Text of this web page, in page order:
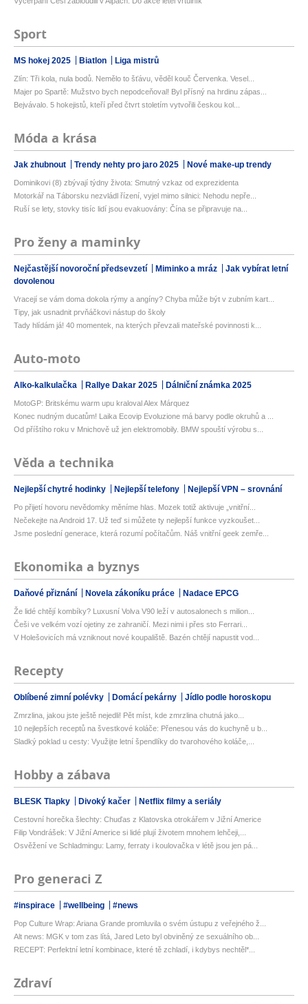
Sport
MS hokej 2025 Biatlon Liga mistrů
Zlín: Tři kola, nula bodů. Nemělo to šťávu, věděl kouč Červenka. Vesel...
Majer po Spartě: Mužstvo bych nepodceňoval! Byl přísný na hrdinu zápas...
Bejvávalo. 5 hokejistů, kteří před čtvrt stoletím vytvořili českou kol...
Móda a krása
Jak zhubnout Trendy nehty pro jaro 2025 Nové make-up trendy
Dominikovi (8) zbývají týdny života: Smutný vzkaz od exprezidenta
Motorkář na Táborsku nezvládl řízení, vyjel mimo silnici: Nehodu nepře...
Ruší se lety, stovky tisíc lidí jsou evakuovány: Čína se připravuje na...
Pro ženy a maminky
Nejčastější novoroční předsevzetí Miminko a mráz
Jak vybírat letní
dovolenou
Vracejí se vám doma dokola rýmy a angíny? Chyba může být v zubním kart...
Tipy, jak usnadnit prvňáčkovi nástup do školy
Tady hlídám já! 40 momentek, na kterých převzali mateřské povinnosti k...
Auto-moto
Alko-kalkulačka Rallye Dakar 2025 Dálniční známka 2025
MotoGP: Britskému warm upu kraloval Alex Márquez
Konec nudným ducatům! Laika Ecovip Evoluzione má barvy podle okruhů a ...
Od příštího roku v Mnichově už jen elektromobily. BMW spouští výrobu s...
Věda a technika
Nejlepší chytré hodinky Nejlepší telefony Nejlepší VPN – srovnání
Po přijetí hovoru nevědomky měníme hlas. Mozek totiž aktivuje „vnitřní...
Nečekejte na Android 17. Už teď si můžete ty nejlepší funkce vyzkoušet...
Jsme poslední generace, která rozumí počítačům. Náš vnitřní geek zemře...
Ekonomika a byznys
Daňové přiznání Novela zákoníku práce Nadace EPCG
Že lidé chtějí kombíky? Luxusní Volva V90 leží v autosalonech s milion...
Češi ve velkém vozí ojetiny ze zahraničí. Mezi nimi i přes sto Ferrari...
V Holešovicích má vzniknout nové koupaliště. Bazén chtějí napustit vod...
Recepty
Oblíbené zimní polévky Domácí pekárny Jídlo podle horoskopu
Zmrzlina, jakou jste ještě nejedli! Pět míst, kde zmrzlina chutná jako...
10 nejlepších receptů na švestkové koláče: Přenesou vás do kuchyně u b...
Sladký poklad u cesty: Využijte letní špendlíky do tvarohového koláče,...
Hobby a zábava
BLESK Tlapky Divoký kačer Netflix filmy a seriály
Cestovní horečka šlechty: Chuďas z Klatovska otrokářem v Jižní Americe
Filip Vondrášek: V Jižní Americe si lidé plují životem mnohem lehčeji,...
Osvěžení ve Schladmingu: Lamy, ferraty i koulovačka v létě jsou jen pá...
Pro generaci Z
#inspirace #wellbeing #news
Pop Culture Wrap: Ariana Grande promluvila o svém ústupu z veřejného ž...
Alt news: MGK v tom zas lítá, Jared Leto byl obviněný ze sexuálního ob...
RECEPT: Perfektní letní kombinace, které tě zchladí, i kdybys nechtěl*...
Zdraví